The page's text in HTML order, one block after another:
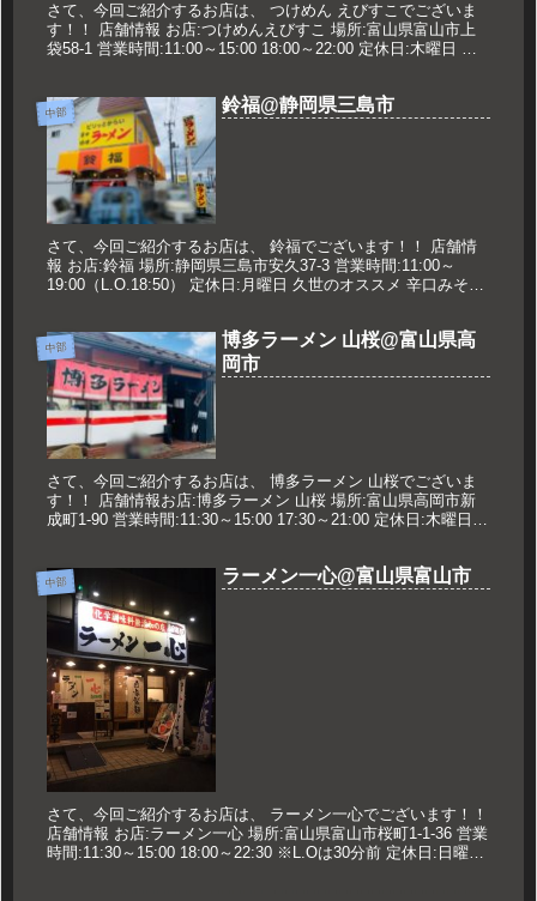
さて、今回ご紹介するお店は、 つけめん えびすこでございま
す！！ 店舗情報 お店:つけめんえびすこ 場所:富山県富山市上
袋58-1 営業時間:11:00～15:00 18:00～22:00 定休日:木曜日 久
中部 鈴福@静岡県三島市
さて、今回ご紹介するお店は、 鈴福でございます！！ 店舗情
報 お店:鈴福 場所:静岡県三島市安久37-3 営業時間:11:00～
19:00（L.O.18:50） 定休日:月曜日 久世のオススメ 辛口みそラ
中部
博多ラーメン 山桜@富山県高
岡市
さて、今回ご紹介するお店は、 博多ラーメン 山桜でございま
す！！ 店舗情報お店:博多ラーメン 山桜 場所:富山県高岡市新
成町1-90 営業時間:11:30～15:00 17:30～21:00 定休日:木曜日
中部 ラーメン一心@富山県富山市
さて、今回ご紹介するお店は、 ラーメン一心でございます！！
店舗情報 お店:ラーメン一心 場所:富山県富山市桜町1-1-36 営業
時間:11:30～15:00 18:00～22:30 ※L.Oは30分前 定休日:日曜日